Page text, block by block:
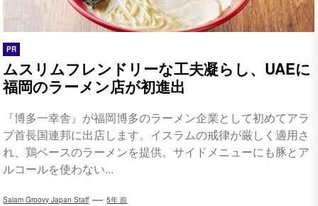
PR
ムスリムフレンドリーな工夫凝らし、UAEに
福岡のラーメン店が初進出
『博多一幸舎』が福岡博多のラーメン企業として初めてアラ
ブ首長国連邦に出店します。イスラムの戒律が厳しく適用さ
れ、鶏ベースのラーメンを提供。サイドメニューにも豚とア
ルコールを使わない...
Salam Groovy Japan Staff 5年 前